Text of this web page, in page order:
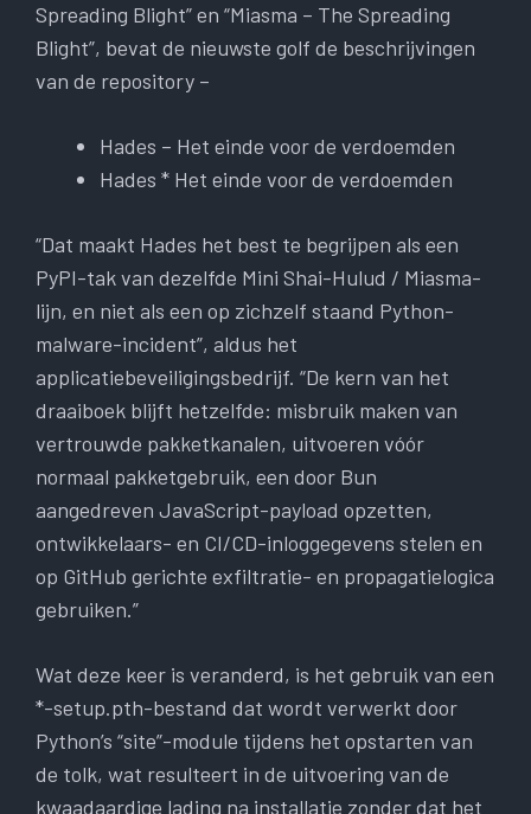
Spreading Blight” en “Miasma – The Spreading
Blight”, bevat de nieuwste golf de beschrijvingen
van de repository –
Hades – Het einde voor de verdoemden
Hades * Het einde voor de verdoemden
“Dat maakt Hades het best te begrijpen als een
PyPI-tak van dezelfde Mini Shai-Hulud / Miasma-
lijn, en niet als een op zichzelf staand Python-
malware-incident”, aldus het
applicatiebeveiligingsbedrijf. “De kern van het
draaiboek blijft hetzelfde: misbruik maken van
vertrouwde pakketkanalen, uitvoeren vóór
normaal pakketgebruik, een door Bun
aangedreven JavaScript-payload opzetten,
ontwikkelaars- en CI/CD-inloggegevens stelen en
op GitHub gerichte exfiltratie- en propagatielogica
gebruiken.”
Wat deze keer is veranderd, is het gebruik van een
*-setup.pth-bestand dat wordt verwerkt door
Python’s “site”-module tijdens het opstarten van
de tolk, wat resulteert in de uitvoering van de
kwaadaardige lading na installatie zonder dat het